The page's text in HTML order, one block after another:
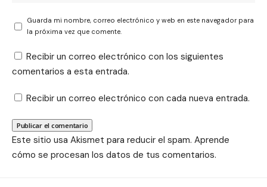
Guarda mi nombre, correo electrónico y web en este navegador para
la próxima vez que comente.
Recibir un correo electrónico con los siguientes
comentarios a esta entrada.
Recibir un correo electrónico con cada nueva entrada.
Este sitio usa Akismet para reducir el spam. Aprende
cómo se procesan los datos de tus comentarios.